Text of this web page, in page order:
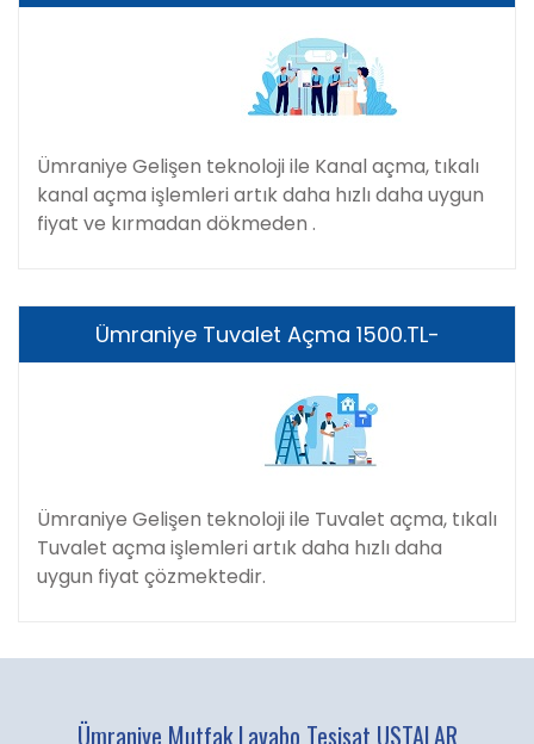
Ümraniye Gelişen teknoloji ile Kanal açma, tıkalı
kanal açma işlemleri artık daha hızlı daha uygun
fiyat ve kırmadan dökmeden .
Ümraniye Tuvalet Açma 1500.TL-
Ümraniye Gelişen teknoloji ile Tuvalet açma, tıkalı
Tuvalet açma işlemleri artık daha hızlı daha
uygun fiyat çözmektedir.
Ümraniye Mutfak Lavabo Tesisat USTALAR